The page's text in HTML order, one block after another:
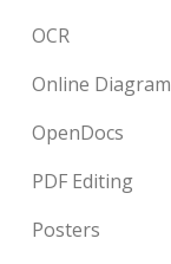
OCR
Online Diagram
OpenDocs
PDF Editing
Posters